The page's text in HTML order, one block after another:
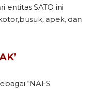
entitas SATO ini
apek, dan
“NAFS